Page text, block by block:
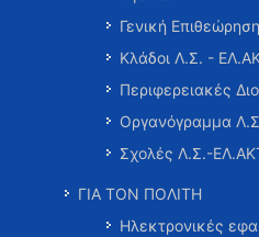
Γενική
Κλάδοι Λ.Σ. -
Περιφερειακές
Οργανόγραμμα
Σχολές Λ.Σ.-
ΓΙΑ ΤΟΝ ΠΟΛΙΤΗ
Ηλεκτρονικές